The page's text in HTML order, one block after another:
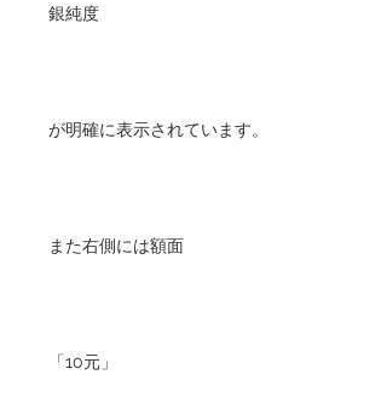
銀純度
が明確に表示されています。
また右側には額面
「10元」